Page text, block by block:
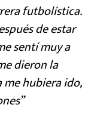
futbolística.
de estar
sentí muy a
dieron la
me hubiera ido,